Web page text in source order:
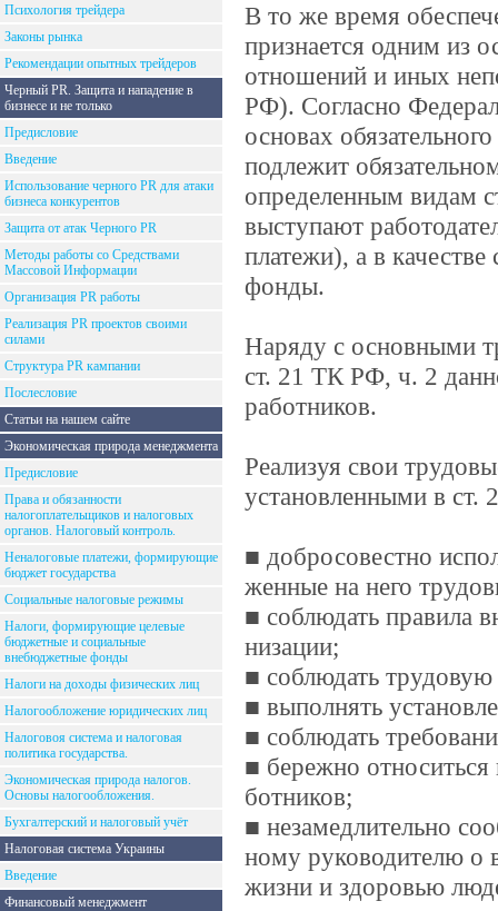
Психология трейдера
Законы рынка
Рекомендации опытных трейдеров
Черный PR. Защита и нападение в
бизнесе и не только
Предисловие
Введение
Использование черного PR для атаки
бизнеса конкурентов
Защита от атак Черного PR
Методы работы со Средствами
Массовой Информации
Организация PR работы
Реализация PR проектов своими
силами
Структура PR кампании
Послесловие
Статьи на нашем сайте
Экономическая природа менеджмента
Предисловие
Права и обязанности
налогоплательщиков и налоговых
органов. Налоговый контроль.
Неналоговые платежи, формирующие
бюджет государства
Социальные налоговые режимы
Налоги, формирующие целевые
бюджетные и социальные
внебюджетные фонды
Налоги на доходы физических лиц
Налогообложение юридических лиц
Налоговоя система и налоговая
политика государства.
Экономическая природа налогов.
Основы налогообложения.
Бухгалтерский и налоговый учёт
Налоговая система Украины
Введение
Финансовый менеджмент
В то же время
признается одним из
отношений и иных
РФ). Согласно
основах
подлежит
определенным видам
выступают
платежи), а в
фонды.
Наряду с основными
ст. 21 ТК РФ, ч. 2
работников.
Реализуя свои
установленными в ст.
■ добросовестно
женные на него
■ соблюдать правила
низации;
■ соблюдать
■ выполнять
■ соблюдать
■ бережно
ботников;
■ незамедлительно
ному руководителю о
жизни и здоровью